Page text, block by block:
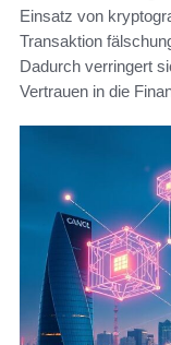
Einsatz von
Transaktion
Dadurch verringert
Vertrauen in die